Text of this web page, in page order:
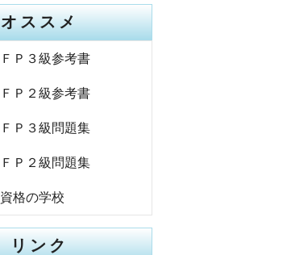
オススメ
ＦＰ３級参考書
ＦＰ２級参考書
ＦＰ３級問題集
ＦＰ２級問題集
資格の学校
リンク